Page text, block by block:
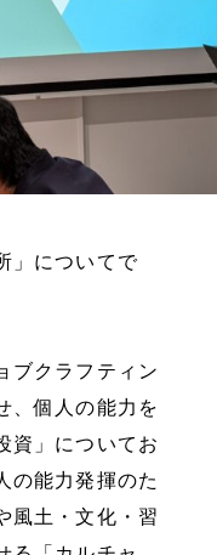
」についてで
ブクラフティン
、個人の能力を
資」についてお
の能力発揮のた
風土・文化・習